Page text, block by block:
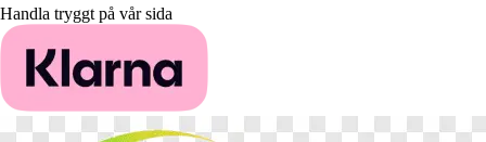
Handla tryggt på vår sida